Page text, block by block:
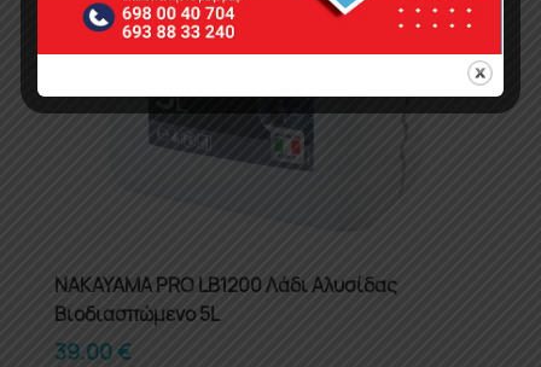
NAKAYAMA PRO LB1200 Λάδι Αλυσίδας
Βιοδιασπώμενο 5L
39.00€